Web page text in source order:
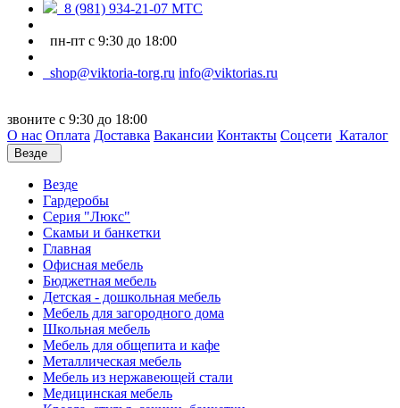
8 (981) 934-21-07 МТС
пн-пт с 9:30 до 18:00
shop@viktoria-torg.ru info@viktorias.ru
звоните с 9:30 до 18:00
О нас Оплата Доставка Вакансии Контакты Соцсети Каталог
Везде
Везде
Гардеробы
Серия "Люкс"
Скамьи и банкетки
Главная
Офисная мебель
Бюджетная мебель
Детская - дошкольная мебель
Мебель для загородного дома
Школьная мебель
Мебель для общепита и кафе
Металлическая мебель
Мебель из нержавеющей стали
Медицинская мебель